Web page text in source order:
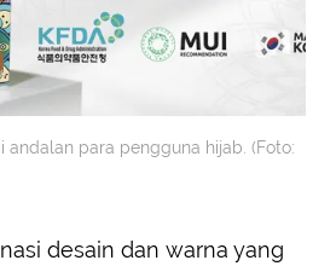
andalan para pengguna hijab. (Foto:
desain dan warna yang